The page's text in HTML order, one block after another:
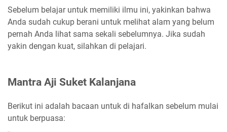
Sebelum belajar untuk memiliki ilmu ini, yakinkan bahwa
Anda sudah cukup berani untuk melihat alam yang belum
pernah Anda lihat sama sekali sebelumnya. Jika sudah
yakin dengan kuat, silahkan di pelajari.
Mantra Aji Suket Kalanjana
Berikut ini adalah bacaan untuk di hafalkan sebelum mulai
untuk berpuasa: